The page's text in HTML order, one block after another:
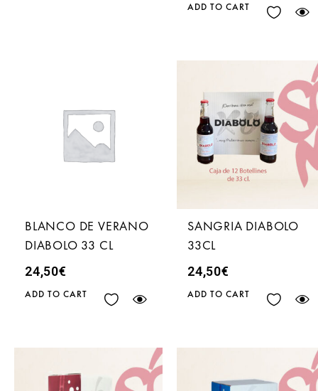
ADD TO CART
BLANCO DE VERANO
DIABOLO 33 CL
24,50€
ADD TO CART
SANGRIA DIABOLO
33CL
24,50€
ADD TO CART